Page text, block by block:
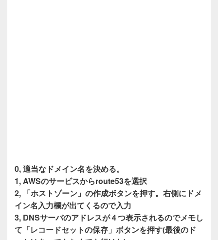
0, 適当なドメイン名を決める。
1, AWSのサービスからroute53を選択
2, 「ホストゾーン」の作成ボタンを押す。右側にドメ
イン名入力欄が出てくるので入力
3, DNSサーバのアドレスが４つ表示されるのでメモし
て「レコードセットの保存」ボタンを押す(最後のド